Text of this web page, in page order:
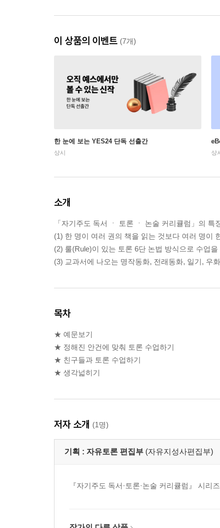
이 상품의 이벤트 (7개)
한 눈에 보는 YES24 단독 선출간
상시 상
소개
「자기주도 독서 ㆍ 토론 ㆍ 논술 커리큘럼」의 특
(1) 한 명이 여러 권의 책을 읽는 것보다 여러 명이
(2) 룰(Rule)이 있는 토론 6단 논법 방식으로 수업
(3) 교과서에 나오는 명작동화, 전래동화, 일기, 우
목차
★ 예문보기
★ 정해진 안건에 맞춰 토론 수업하기
★ 친구들과 토론 수업하기
★ 생각넓히기
저자 소개 (1명)
기획 : 자유토론 편집부 (자유지성사편집부)
『자기주도 독서·토론·논술 커리큘럼』 시리